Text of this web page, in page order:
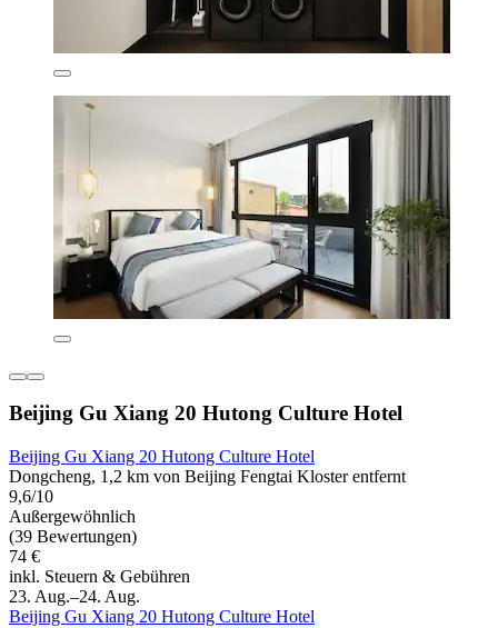
Beijing Gu Xiang 20 Hutong Culture Hotel
Beijing Gu Xiang 20 Hutong Culture Hotel
Dongcheng, 1,2 km von Beijing Fengtai Kloster entfernt
9,6/10
Außergewöhnlich
(39 Bewertungen)
74 €
inkl. Steuern & Gebühren
23. Aug.–24. Aug.
Beijing Gu Xiang 20 Hutong Culture Hotel